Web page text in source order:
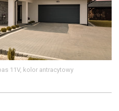
11V, kolor antracytowy